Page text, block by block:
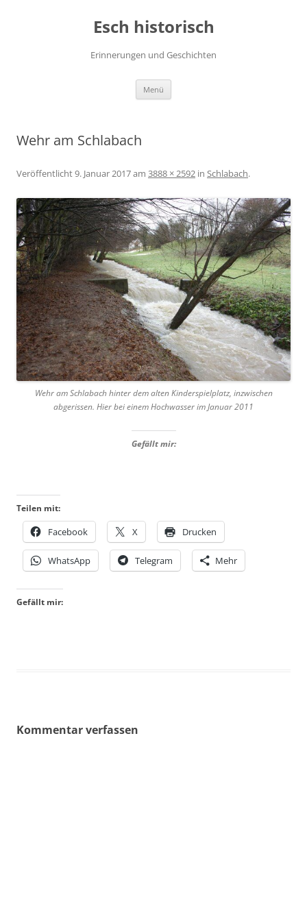
Esch historisch
Erinnerungen und Geschichten
Menü
Wehr am Schlabach
Veröffentlicht9. Januar 2017am 3888 × 2592 in Schlabach.
Wehr am Schlabach hinter dem alten Kinderspielplatz, inzwischen
abgerissen. Hier bei einem Hochwasser im Januar 2011
Gefällt mir:
Teilen mit:
Facebook X Drucken
WhatsApp Telegram Mehr
Gefällt mir:
Kommentar verfassen